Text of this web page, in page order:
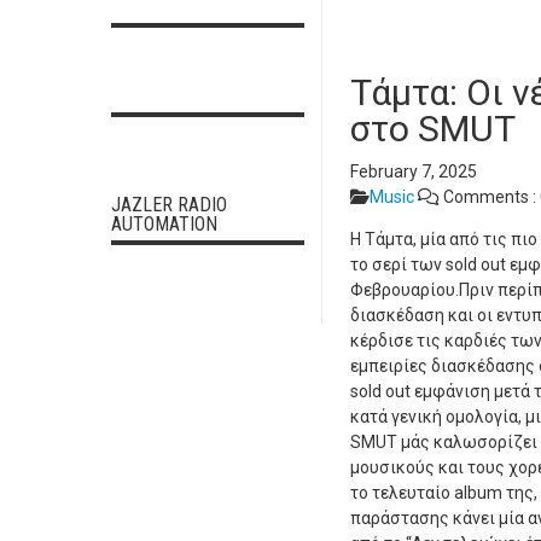
Τάμτα: Οι
στο SMUT
February 7, 2025
Music
Comments :
Η Τάμτα, μία από τις
το σερί των sold out
Φεβρουαρίου.Πριν
διασκέδαση και οι
κέρδισε τις καρδιές
εμπειρίες
sold out εμφάνιση μετά
κατά γενική ομολογία,
SMUT μάς
μουσικούς και τους
το τελευταίο album
παράστασης κάνει μία
JAZLER RADIO
AUTOMATION